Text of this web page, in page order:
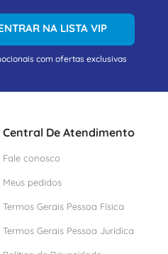
NA LISTA VIP
com ofertas exclusivas
Central De Atendimento
Fale conosco
Meus pedidos
Termos Gerais Pessoa Física
Termos Gerais Pessoa Jurídica